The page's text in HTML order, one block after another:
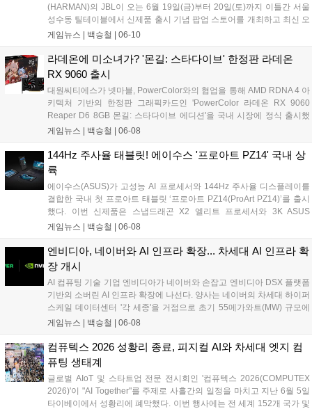
(HARMAN)의 JBL이 오는 6월 19일(금)부터 20일(토)까지 이틀간 서울
성수동 틸테이블에서 신제품 출시 기념 팝업 스토어를 개최하고 최신 오
디오 라인업을 대거 공개한다. 이번 행사에서 JBL은 브랜드 80주년을 기
콘텐츠 크리에이터의 음성 출력을 보조하는 AI 기반 마이크 2종을 선보
이며 청취 및 오디오 환경 중심의 브랜드 경험을 제공할 예정이다....
게임뉴스 | 백승철 | 06-10
라데온에 미소녀가? '몬길: 스타다이브' 한정판 라데온
RX 9060 출시
대원씨티에스가 넷마블, PowerColor와의 협업을 통해 AMD RDNA 4 아
키텍처 기반의 한정판 그래픽카드인 'PowerColor 라데온 RX 9060
Reaper D6 8GB 몬길: 스타다이브 에디션'을 국내 시장에 정식 출시했
다. 이번 신제품은 넷마블의 신작 게임 '몬길: 스타 다이브' IP를 패키징과
클럭 2990MHz 스펙과 컴팩트한 설계를 갖춰, 실속 있는 게이밍 성능을
원하거나 소형 PC 환경을 구축하려는 코어 게이머층의 접근성을 넓힌
것이 특징이다....
게임뉴스 | 백승철 | 06-08
144Hz 주사율 태블릿! 에이수스 '프로아트 PZ14' 국내 상
륙
에이수스(ASUS)가 고성능 AI 프로세서와 144Hz 주사율 디스플레이를
결합한 국내 첫 프로아트 태블릿 ‘프로아트 PZ14(ProArt PZ14)’를 출시
했다. 이번 신제품은 스냅드래곤 X2 엘리트 프로세서와 3K ASUS
Lumina Pro OLED 디스플레이를 탑재해 고해상도 그래픽 작업과 부드
1TB PCIe 4.0 SSD를 바탕으로 안정적인 구동 환경을 제공하며, 온디바
이스 AI 기능 처리를 위한 최대 80 TOPS 성능의 NPU를 갖췄다....
게임뉴스 | 백승철 | 06-08
엔비디아, 네이버와 AI 인프라 확장... 차세대 AI 인프라 확
장 개시
AI 컴퓨팅 기술 기업 엔비디아가 네이버와 손잡고 엔비디아 DSX 플랫폼
기반의 소버린 AI 인프라 확장에 나선다. 양사는 네이버의 차세대 하이퍼
스케일 데이터센터 '각 세종'을 거점으로 초기 55메가와트(MW) 규모에
서 향후 기가와트(GW)급까지 확장되는 대규모 AI 팩토리를 구축할 계획
웨어를 도입하여 국내외 산업계를 위한 에이전틱 AI 서비스 및 차세대 하
이퍼클로바X 모델 고도화를 본격화한다....
게임뉴스 | 백승철 | 06-08
컴퓨텍스 2026 성황리 종료, 피지컬 AI와 차세대 엣지 컴
퓨팅 생태계
글로벌 AIoT 및 스타트업 전문 전시회인 '컴퓨텍스 2026(COMPUTEX
2026)'이 "AI Together"를 주제로 사흘간의 일정을 마치고 지난 6월 5일
타이베이에서 성황리에 폐막했다. 이번 행사에는 전 세계 152개 국가 및